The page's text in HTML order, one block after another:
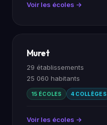
Voir les écoles →
Muret
29 établissements
25 060 habitants
15 ÉCOLES 4 COLLÈGES
Voir les écoles →